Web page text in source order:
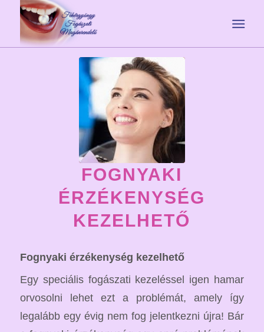
FOGNYAKI
ÉRZÉKENYSÉG
KEZELHETŐ
Fognyaki érzékenység kezelhető
Egy speciális fogászati kezeléssel igen hamar
orvosolni lehet ezt a problémát, amely így
legalább egy évig nem fog jelentkezni újra! Bár